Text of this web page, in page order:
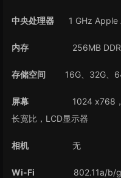
中央处理器 1 GHz Apple
内存 256MB DDR
存储空间 16G、32G、
屏幕 1024 x768，9.7
长宽比，LCD显示器
相机无
Wi-Fi 802.11a/b/g/n（